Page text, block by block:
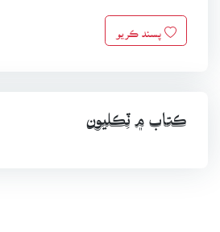
پسند ڪريو
ڪتاب ۾ ٽِڪليون